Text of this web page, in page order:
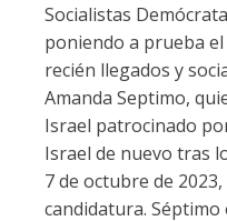
Socialistas
poniendo a prueba
recién llegados y
Amanda Septimo,
Israel patrocinado
Israel de nuevo tras
7 de octubre de
candidatura.